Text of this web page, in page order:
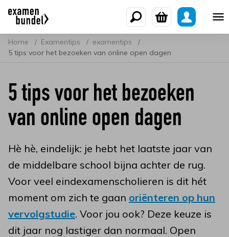
Home Examentips
examentips
5 tips voor het bezoeken van online open dagen
5 tips voor het bezoeken
van online open dagen
Hè hè, eindelijk: je hebt het laatste jaar van
de middelbare school bijna achter de rug.
Voor veel eindexamenscholieren is dit hét
moment om zich te gaan oriënteren op hun
vervolgstudie. Voor jou ook? Deze keuze is
dit jaar nog lastiger dan normaal. Open